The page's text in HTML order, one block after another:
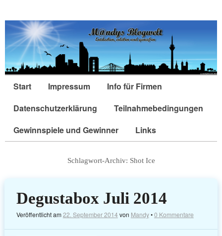
Start Impressum
Info für Firmen
Datenschutzerklärung
Teilnahmebedingungen
Gewinnspiele und Gewinner
Links
Schlagwort-Archiv: Shot Ice
Degustabox Juli 2014
Veröffentlicht am22. September 2014von Mandy•0 Kommentare